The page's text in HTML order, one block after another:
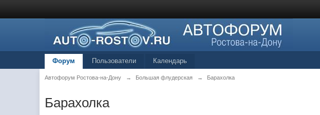
Форум Пользователи Календарь
Автофорум Ростова-на-Дону → Большая флудерская → Барахолка
Барахолка